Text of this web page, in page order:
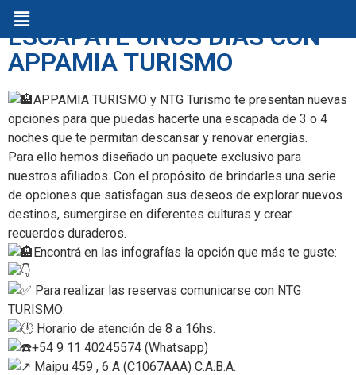
ESCAPATE UNOS DÍAS CON
APPAMIA TURISMO
APPAMIA TURISMO y NTG Turismo te presentan nuevas
opciones para que puedas hacerte una escapada de 3 o 4
noches que te permitan descansar y renovar energías.
Para ello hemos diseñado un paquete exclusivo para
nuestros afiliados. Con el propósito de brindarles una serie
de opciones que satisfagan sus deseos de explorar nuevos
destinos, sumergirse en diferentes culturas y crear
recuerdos duraderos.
Encontrá en las infografías la opción que más te guste:
Para realizar las reservas comunicarse con NTG
TURISMO:
Horario de atención de 8 a 16hs.
+54 9 ‭11 40245574 (Whatsapp)
Maipu 459 , 6 A (C1067AAA) C.A.B.A.